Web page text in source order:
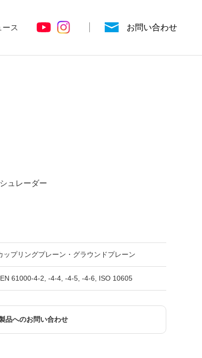
ース お問い合わせ
ュレーダー
ップリングプレーン・グラウンドプレーン
61000-4-2, -4-4, -4-5, -4-6, ISO 10605
品へのお問い合わせ